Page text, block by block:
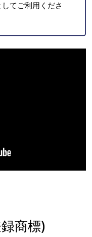
てご利用くださ
商標)